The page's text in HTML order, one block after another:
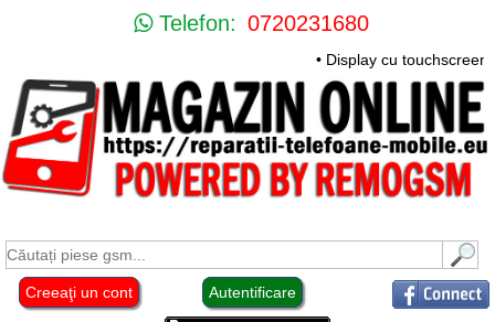
Telefon: 0720231680
• Display cu
Creeaţi un cont Autentificare